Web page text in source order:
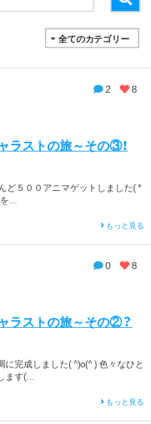
2 8
ラストの旅～その③！
ど５００アニマゲットしました( *
...
もっと見る
0 8
ラストの旅～その②？
完成しました( ^)o(^ ) 色々なひと
ます(...
もっと見る